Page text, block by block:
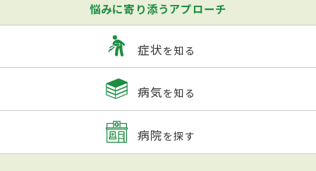
悩みに寄り添うアプローチ
症状を知る
病気を知る
病院を探す